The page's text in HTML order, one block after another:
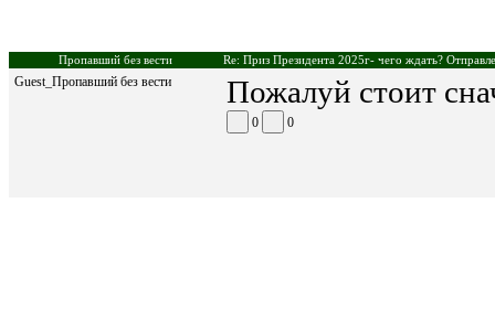
Пропавший без вести Re: Приз Президента 2025г- чего ждать?
Guest_Пропавший без вести Пожалуй стоит
0 0